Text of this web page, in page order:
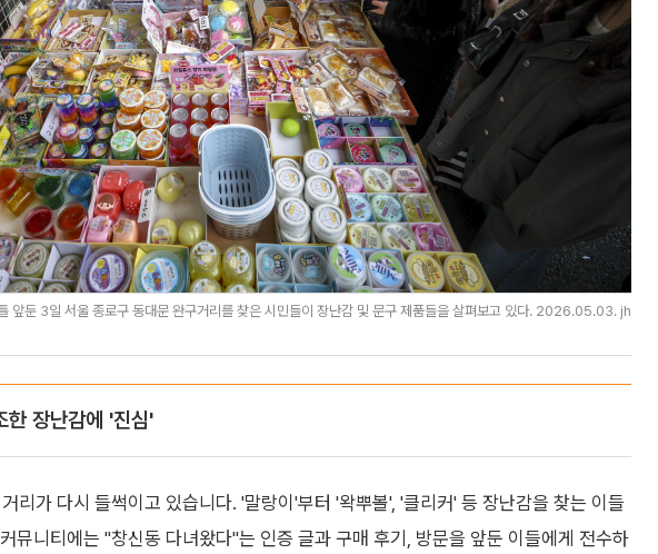
둔 3일 서울 종로구 동대문 완구거리를 찾은 시민들이 장난감 및 문구 제품들을 살펴보고 있다. 2026.05.03. jh
한 장난감에 '진심'
리가 다시 들썩이고 있습니다. '말랑이'부터 '왁뿌볼', '클리커' 등 장난감을 찾는 이들
뮤니티에는 "창신동 다녀왔다"는 인증 글과 구매 후기, 방문을 앞둔 이들에게 전수하